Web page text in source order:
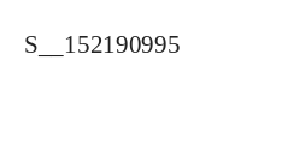
S__152190995